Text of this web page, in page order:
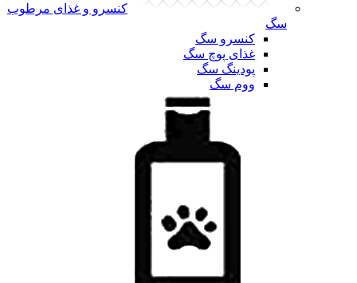
کنسرو و غذای مرطوب
سگ
کنسرو سگ
غذای پوچ سگ
پودینگ سگ
ووم سگ